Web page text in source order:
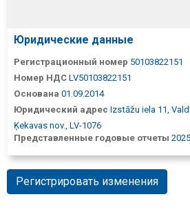
Юридические данные
Регистрационный номер 50103822151
Номер НДС LV50103822151
Основана 01.09.2014
Юридический адрес Izstāžu iela 11,
Ķekavas nov., LV-1076
Представленные годовые отчеты 2025
Регистрировать изменения